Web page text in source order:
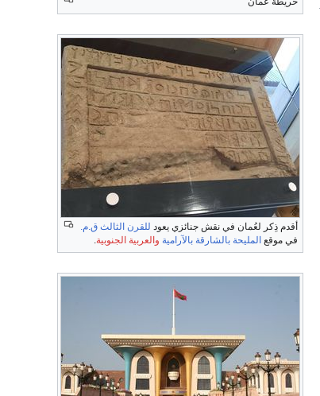
أقدم ذِكر لعُمان في نقش جنائزي يعود للقرن الثالث ق.م.
في موقع المليحة بالشارقة بالآرامية والعربية الجنوبية